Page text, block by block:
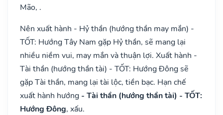
Mão, .
Nên xuất hành - Hỷ thần (hướng thần may mắn) -
TỐT: Hướng Tây Nam gặp Hỷ thần, sẽ mang lại
nhiều niềm vui, may mắn và thuận lợi. Xuất hành -
Tài thần (hướng thần tài) - TỐT: Hướng Đông sẽ
gặp Tài thần, mang lại tài lộc, tiền bạc. Hạn chế
xuất hành hướng - Tài thần (hướng thần tài) - TỐT:
Hướng Đông, xấu.